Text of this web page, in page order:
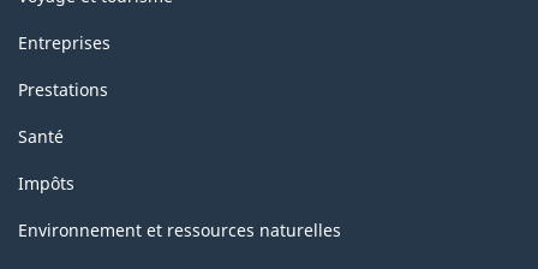
Entreprises
Prestations
Santé
Impôts
Environnement et ressources naturelles